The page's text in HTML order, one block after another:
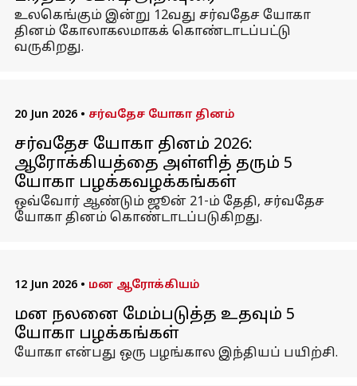
உலகெங்கும் இன்று 12வது சர்வதேச யோகா
தினம் கோலாகலமாகக் கொண்டாடப்பட்டு
வருகிறது.
20 Jun 2026 • சர்வதேச யோகா தினம்
சர்வதேச யோகா தினம் 2026:
ஆரோக்கியத்தை அள்ளித் தரும் 5
யோகா பழக்கவழக்கங்கள்
ஒவ்வோர் ஆண்டும் ஜூன் 21-ம் தேதி, சர்வதேச
யோகா தினம் கொண்டாடப்படுகிறது.
12 Jun 2026 • மன ஆரோக்கியம்
மன நலனை மேம்படுத்த உதவும் 5
யோகா பழக்கங்கள்
யோகா என்பது ஒரு பழங்கால இந்தியப் பயிற்சி.